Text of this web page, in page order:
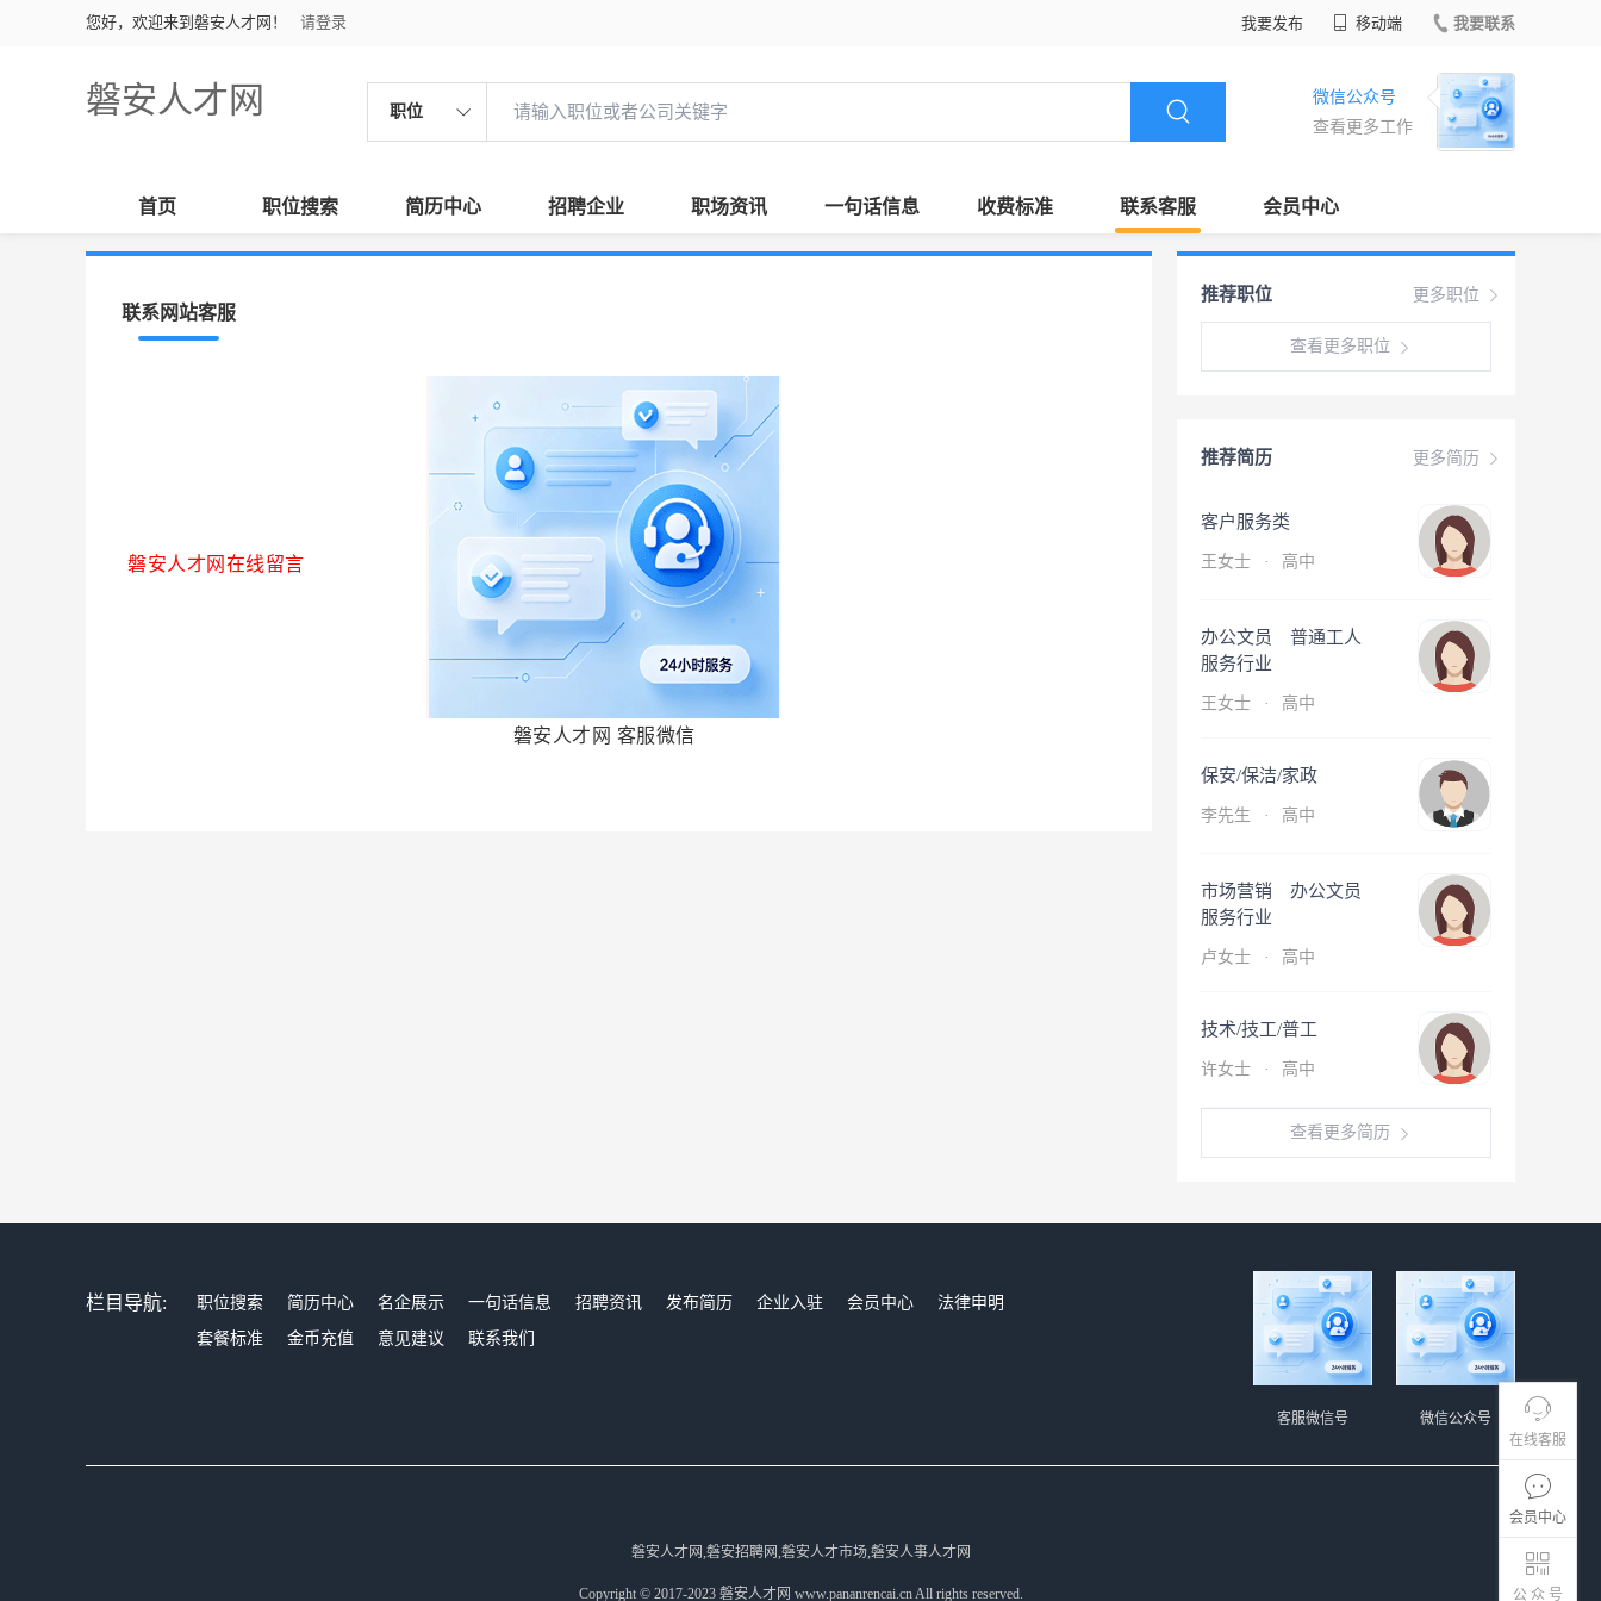
您好，欢迎来到磐安人才网！ 请登录 我要发布 移动端 我要联系
磐安人才网 职位
微信公众号
查看更多工作
首页 职位搜索 简历中心 招聘企业 职场资讯 一句话信息 收费标准 联系客服 会员中心
在线客服
会员中心
公 众 号
联系网站客服
磐安人才网在线留言
磐安人才网 客服微信
更多职位
推荐职位
查看更多职位
更多简历
推荐简历
客户服务类
王女士 · 高中
办公文员 普通工人
服务行业
王女士 · 高中
保安/保洁/家政
李先生 · 高中
市场营销 办公文员
服务行业
卢女士 · 高中
技术/技工/普工
许女士 · 高中
查看更多简历
栏目导航: 职位搜索 简历中心 名企展示 一句话信息 招聘资讯 发布简历 企业入驻 会员中心
法律申明
套餐标准
金币充值 意见建议 联系我们
微信公众号
客服微信号
磐安人才网,磐安招聘网,磐安人才市场,磐安人事人才网
Copyright © 2017-2023 磐安人才网 www.pananrencai.cn All rights reserved.